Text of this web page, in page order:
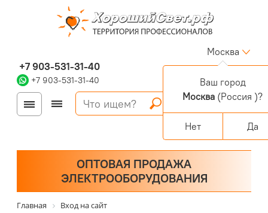
+7 903-531-31-40
+7 903-531-31-40
Москва
Войти
Регистрация
Корзина
0 позиций
Персональный раздел
ОПТОВАЯ ПРОДАЖА
ЭЛЕКТРООБОРУДОВАНИЯ
Главная Вход на сайт
Ваш город
Москва (Россия )?
Нет Да